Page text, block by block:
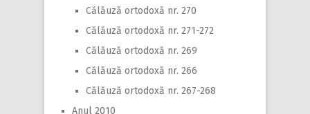
Călăuză ortodoxă nr. 270
Călăuză ortodoxă nr. 271-272
Călăuză ortodoxă nr. 269
Călăuză ortodoxă nr. 266
Călăuză ortodoxă nr. 267-268
Anul 2010